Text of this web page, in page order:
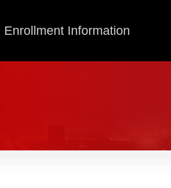
Enrollment Information